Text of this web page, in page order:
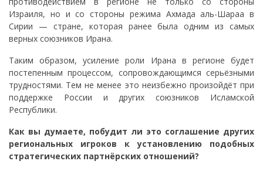
Израиля, но и со стороны режима Ахмада аль-Шараа в
Сирии — стране, которая ранее была одним из самых
верных союзников Ирана.
Таким образом, усиление роли Ирана в регионе будет
постепенным процессом, сопровождающимся серьёзными
трудностями. Тем не менее это неизбежно произойдёт при
поддержке России и других союзников Исламской
Республики.
Как вы думаете, побудит ли это соглашение других
региональных игроков к установлению подобных
стратегических партнёрских отношений?